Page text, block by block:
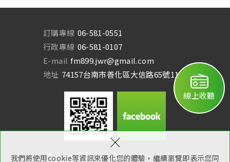
我們將使用cookie等資訊來優化您的體驗，繼續瀏覽即表示您同
×
訂購專線 06-581-0551
行政專線 06-581-0107
E-mail fm899.jwr@gmail.com
地址 74157台南市善化區大信路65號11樓
Copyright © 曾文溪廣播電台 All Rights Reserved.網頁設計：新視野
線上收聽